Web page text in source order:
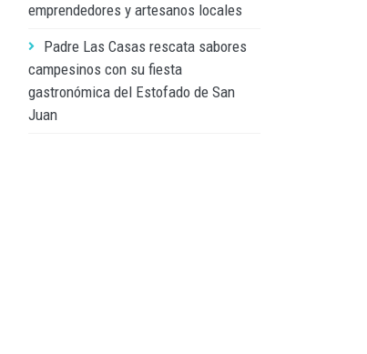
emprendedores y artesanos locales
Padre Las Casas rescata sabores
campesinos con su fiesta
gastronómica del Estofado de San
Juan